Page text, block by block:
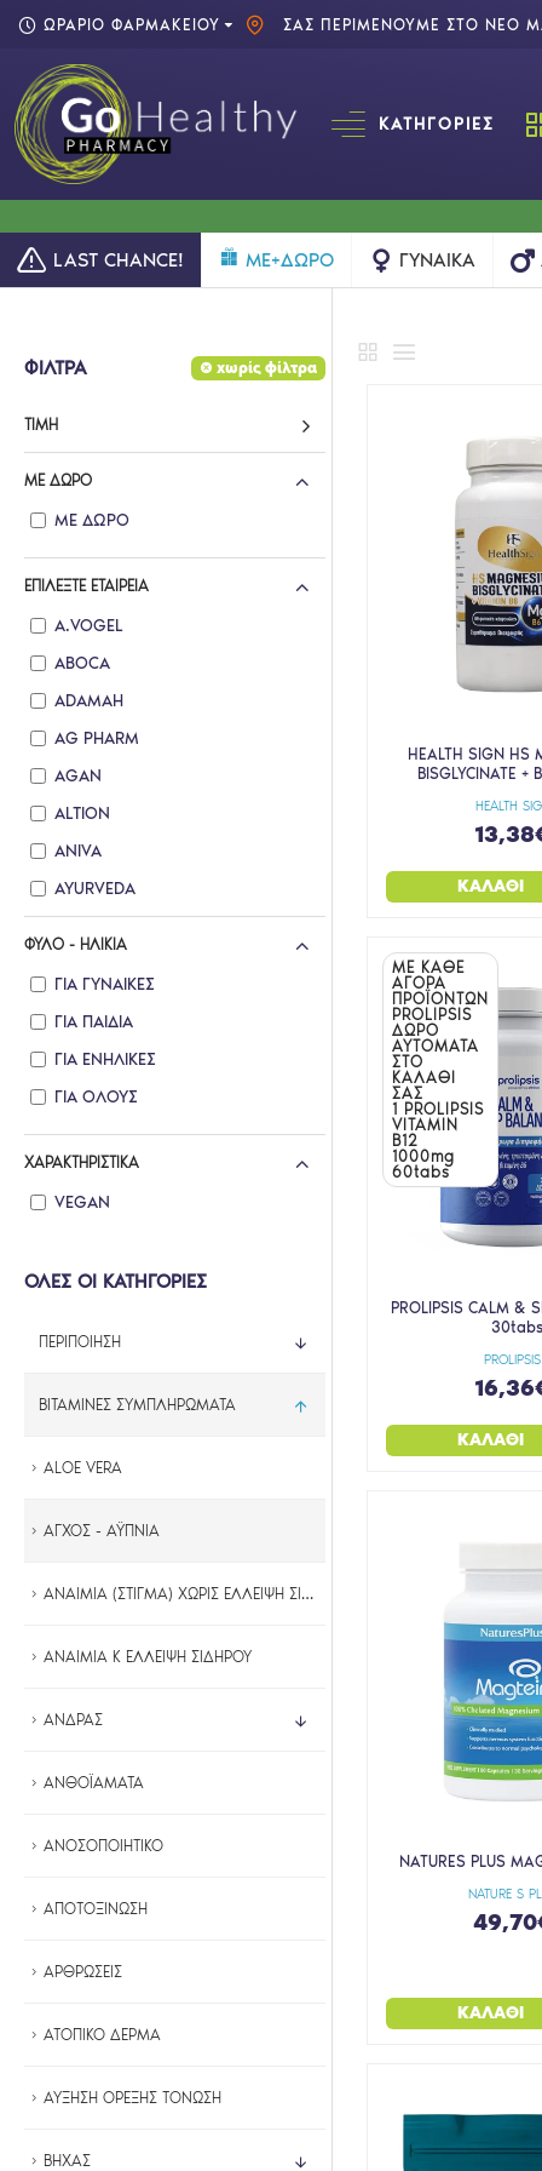
ΩΡΑΡΙΟ ΦΑΡΜΑΚΕΙΟΥ ΣΑΣ ΠΕΡΙΜΕΝΟΥΜΕ ΣΤΟ ΝΕΟ
ΚΑΤΗΓΟΡΊΕΣ
LAST CHANCE!
ME+ΔΩΡΟ ΓΥΝΑΊΚΑ
ΦΙΛΤΡΑ χωρίς φίλτρα
ΤΙΜΉ
ΕΠΙΛΈΞΤΕ ΕΤΑΙΡΕΊΑ
A.VOGEL
ABOCA
ADAMAH
AG PHARM
AGAN
ALTION
ANIVA
AYURVEDA
CHARAK
DR. WOLZ
ENECTA
FITO+
FLORA
GREEN FOREST VITAMINS
HEALTH SIGN
HERBY FAMILY
HIMALAYA
INOPLUS
ITALFARMACO
ΧΑΡΑΚΤΗΡΙΣΤΙΚΆ
VEGAN
ΦΎΛΟ - ΗΛΙΚΊΑ
ΓΙΑ ΓΥΝΑΊΚΕΣ
ΓΙΑ ΠΑΙΔΙΆ
ΓΙΑ ΕΝΉΛΙΚΕΣ
ΓΙΑ ΌΛΟΥΣ
ΜΕ ΔΩΡΟ
ΜΕ ΔΩΡΟ
ΟΛΕΣ ΟΙ ΚΑΤΗΓΟΡΙΕΣ
ΠΕΡΙΠΟΙΗΣΗ
ΒΙΤΑΜΙΝΕΣ ΣΥΜΠΛΗΡΩΜΑΤΑ
ALOE VERA
ΑΓΧΟΣ - ΑΫΠΝΙΑ
ΑΝΑΙΜΙΑ (ΣΤΙΓΜΑ) ΧΩΡΙΣ ΕΛΛΕΙΨΗ ΣΙΔΗΡΟΥ
ΑΝΑΙΜΙΑ Κ ΕΛΛΕΙΨΗ ΣΙΔΗΡΟΥ
ΑΝΔΡΑΣ
ΑΝΘΟΪΑΜΑΤΑ
ΑΝΟΣΟΠΟΙΗΤΙΚΟ
ΑΠΟΤΟΞΙΝΩΣΗ
ΑΡΘΡΩΣΕΙΣ
ΑΤΟΠΙΚΟ ΔΕΡΜΑ
ΑΥΞΗΣΗ ΟΡΕΞΗΣ ΤΟΝΩΣΗ
ΒΗΧΑΣ
HEALTH
HEALTH SIGN HS
BISGLYCINATE +
ΚΑΛΆΘΙ
ΜΕ ΚΑΘΕ
ΑΓΟΡΑ
ΠΡΟΪΟΝΤΩΝ
PROLIPSIS
ΔΩΡΟ
ΑΥΤΟΜΑΤΑ
ΣΤΟ
ΚΑΛΑΘΙ
ΣΑΣ
1 PROLIPSIS
VITAMIN
B12
1000mg
60tabs
PROLIPSIS
PROLIPSIS CALM &
30tabs
ΚΑΛΆΘΙ
NATURE S
NATURES PLUS
ΚΑΛΆΘΙ